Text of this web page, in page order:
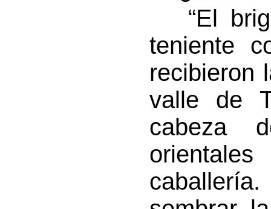
“El
teniente
recibieron
valle de
cabeza